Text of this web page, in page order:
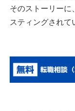
そのストーリーに
スティングされて